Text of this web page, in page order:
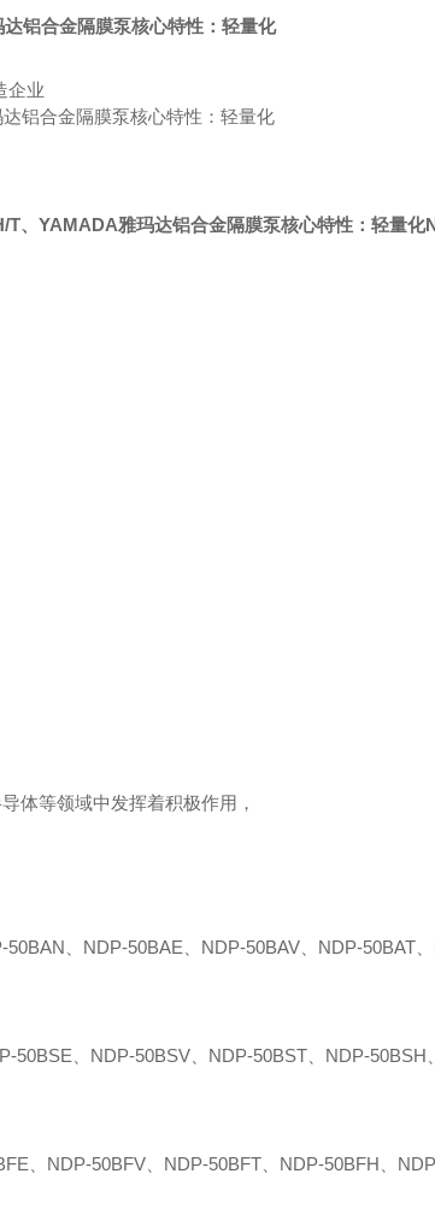
企业
T、YAMADA雅玛达铝合金隔膜泵核心特性：轻量化
体等领域中发挥着积极作用，
、NDP-50BAE、NDP-50BAV、NDP-50BAT
50BSE、NDP-50BSV、NDP-50BST、NDP-50BSH
、NDP-50BFV、NDP-50BFT、NDP-50BFH、